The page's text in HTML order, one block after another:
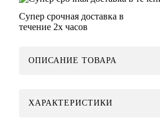
Супер срочная доставка в
течение 2х часов
ОПИСАНИЕ ТОВАРА
ХАРАКТЕРИСТИКИ